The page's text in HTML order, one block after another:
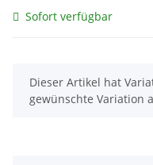
Sofort verfügbar
x
Dieser Artikel hat
gewünschte Variation